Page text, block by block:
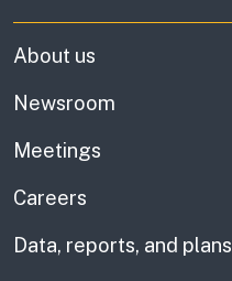
About us
Newsroom
Meetings
Careers
Data, reports, and plans